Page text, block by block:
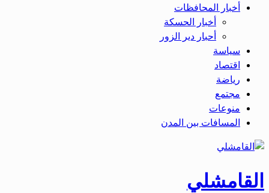
أخبار المحافظات
أخبار الحسكة
أحبار دير الزور
سياسة
اقتصاد
رياضة
مجتمع
منوعات
المسافات بين المدن
القامشلي